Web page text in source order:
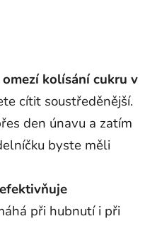
omezí kolísání cukru v
cítit soustředěnější.
den únavu a zatím
byste měli
při hubnutí i při